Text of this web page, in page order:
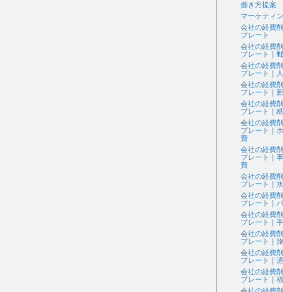
働き方提案
マーケティ
会社の経費
プレート
会社の経費
プレート｜
会社の経費
プレート｜
会社の経費
プレート｜
会社の経費
プレート｜
会社の経費
プレート｜
費
会社の経費
プレート｜
費
会社の経費
プレート｜
会社の経費
プレート｜
会社の経費
プレート｜
会社の経費
プレート｜
会社の経費
プレート｜
会社の経費
プレート｜